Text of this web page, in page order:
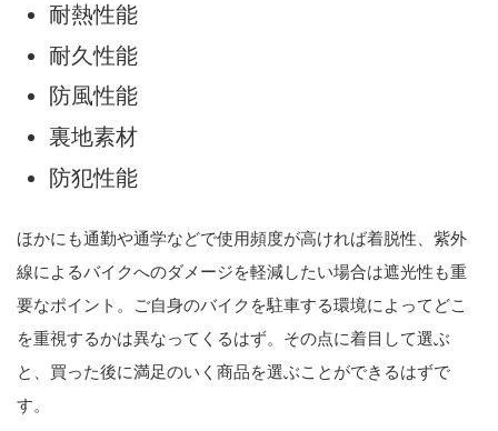
耐熱性能
耐久性能
防風性能
裏地素材
防犯性能
ほかにも通勤や通学などで使用頻度が高ければ着脱性、紫外
線によるバイクへのダメージを軽減したい場合は遮光性も重
要なポイント。ご自身のバイクを駐車する環境によってどこ
を重視するかは異なってくるはず。その点に着目して選ぶ
と、買った後に満足のいく商品を選ぶことができるはずで
す。